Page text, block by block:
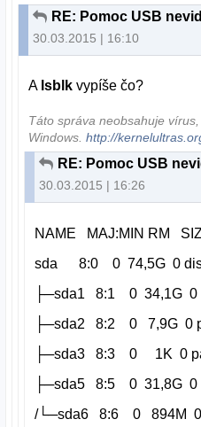
RE: Pomoc USB
30.03.2015 | 16:10
A lsblk vypíše čo?
Táto správa neobsahuje
Windows.http://
RE: Pomoc USB
30.03.2015 | 16:26
NAME MAJ:MIN RM
sda 8:0 0 74,5G 0
├─sda1 8:1 0 34,1G 0
├─sda2 8:2 0 7,9G 0
├─sda3 8:3 0 1K 0
├─sda5 8:5 0 31,8G 0
/└─sda6 8:6 0 894M 0